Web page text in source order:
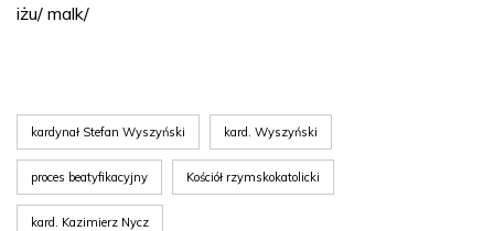
iżu/ malk/
kardynał Stefan Wyszyński kard. Wyszyński
proces beatyfikacyjny Kościół rzymskokatolicki
kard. Kazimierz Nycz